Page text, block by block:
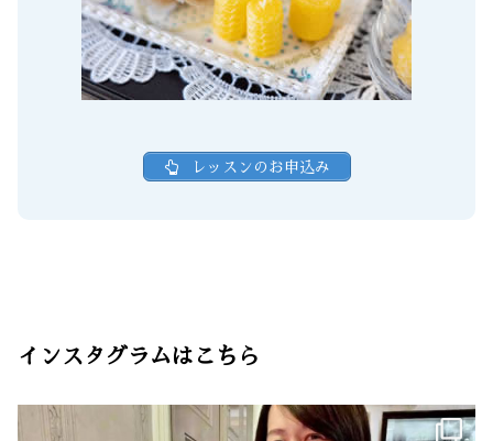
レッスンのお申込み
インスタグラムはこちら